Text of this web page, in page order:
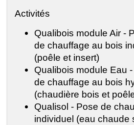
Activités
Qualibois module Air -
de chauffage au bois
(poêle et insert)
Qualibois module Eau
de chauffage au bois
(chaudière bois et
Qualisol - Pose de
individuel (eau chaude